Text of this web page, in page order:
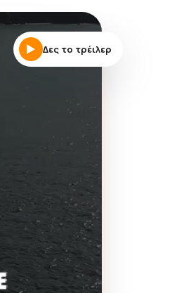
Δες το τρέιλερ